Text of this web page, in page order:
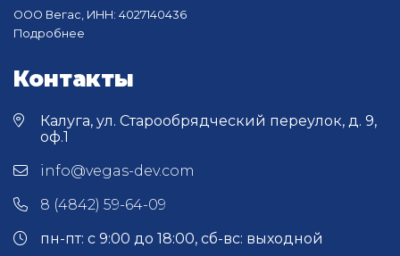
ООО Вегас, ИНН: 4027140436
Подробнее
Контакты
Калуга, ул. Старообрядческий переулок, д. 9,
оф.1
info@vegas-dev.com
8 (4842) 59-64-09
пн-пт: с 9:00 до 18:00, сб-вс: выходной